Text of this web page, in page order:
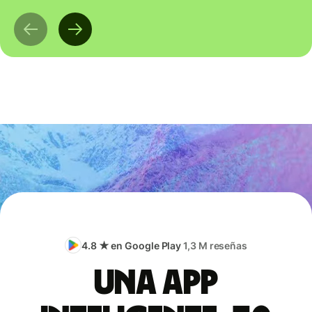
4.8 ★ en Google Play1,3 M reseñas
Una app